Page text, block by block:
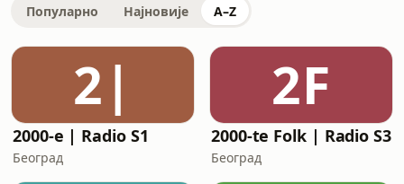
Популарно Најновије A–Z
2|
2000-e | Radio S1
Београд
2F
2000-te Folk | Radio S3
Београд